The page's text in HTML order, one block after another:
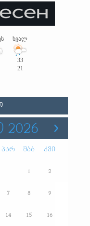
ხვალ
33
21
2026
პარ შაბ კვი
1 2
7 8 9
14 15 16